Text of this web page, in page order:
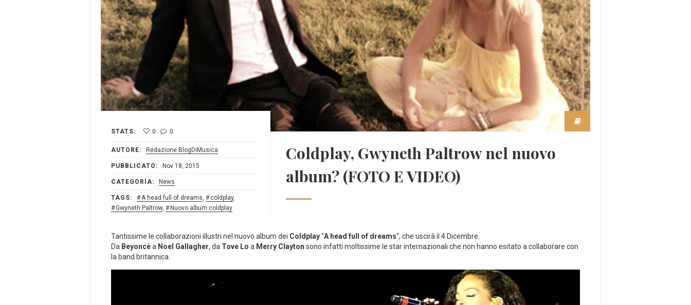
STATS: 0 0
AUTORE: Redazione BlogDiMusica
PUBBLICATO: Nov 18, 2015
CATEGORIA: News
TAGS: A head full of dreams, coldplay,
Gwyneth Paltrow, Nuovo album coldplay
Coldplay, Gwyneth Paltrow nel nuovo
album? (FOTO E VIDEO)
Tantissime le collaborazioni illustri nel nuovo album dei Coldplay“A head full of dreams“, che uscirà il 4 Dicembre.
Da Beyoncèa Noel Gallagher, da Tove Lo a Merry Clayton sono infatti moltissime le star internazionali che non hanno esitato a collaborare con
la band britannica.